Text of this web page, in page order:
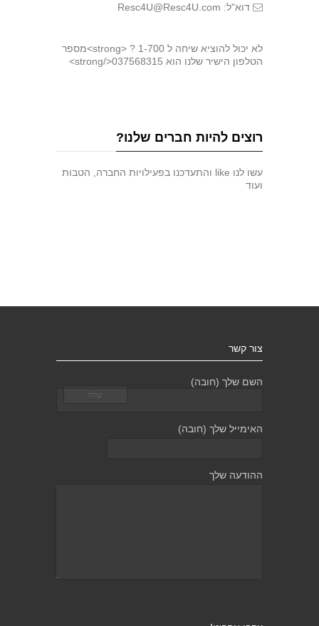
דוא"ל: Resc4U@Resc4U.com
לא יכול להוציא שיחה ל 1-700 ? <strong>מספר
הטלפון הישיר שלנו הוא 037568315</strong>
רוצים להיות חברים שלנו?
עשו לנו like והתעדכנו בפעילויות החברה, הטבות
ועוד
צור קשר
השם שלך (חובה)
האימייל שלך (חובה)
ההודעה שלך